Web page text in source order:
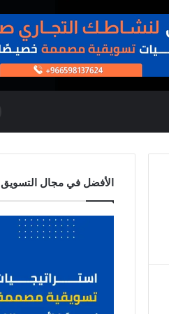
الأفضل في مجال التسويق